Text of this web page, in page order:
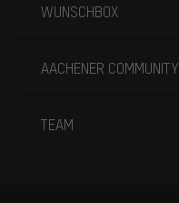
WUNSCHBOX
AACHENER COMMUNITY
TEAM